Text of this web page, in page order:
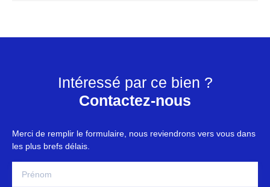
Intéressé par ce bien ?
Contactez-nous
Merci de remplir le formulaire, nous reviendrons vers vous dans
les plus brefs délais.
Prénom